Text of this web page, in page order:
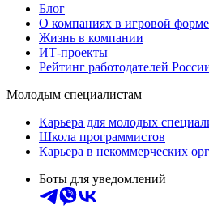
Блог
О компаниях в игровой форме
Жизнь в компании
ИТ-проекты
Рейтинг работодателей
Молодым специалистам
Карьера для молодых
Школа программистов
Карьера в некоммерческих
Боты для уведомлений